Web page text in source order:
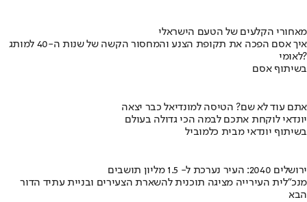
מאחורי הקלעים של הטעם הישראלי
איך אסם הפכה את תקופת הצנע והמחסור הקשה של שנות ה-40 למותג
לאומי?
בשיתוף אסם
אתם עוד לא שם? הטיסה למונדיאל כבר יצאה
יונדאי לוקחת אתכם לבמה הכי גדולה בעולם
בשיתוף יונדאי מבית כלמוביל
ירושלים 2040: העיר נערכת ל- 1.5 מליון תושבים
מנכ"לית העירייה מציגה תוכנית להשארת הצעירים ובניית עתיד הדור
הבא